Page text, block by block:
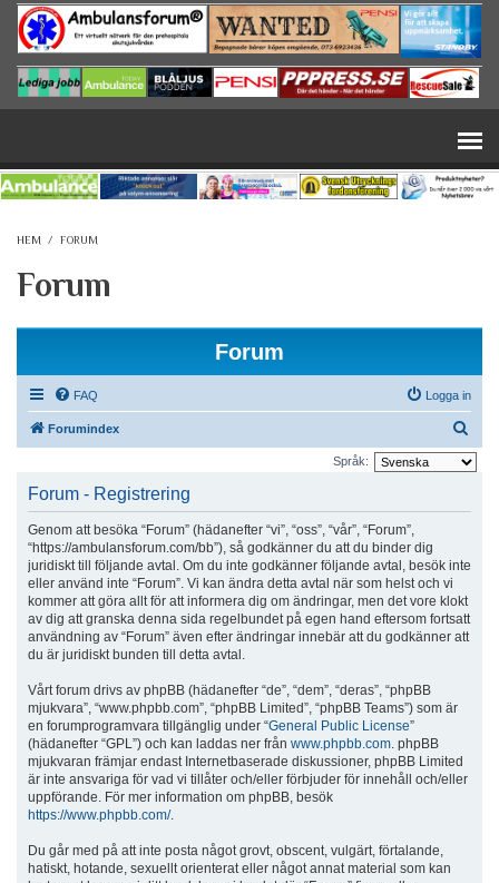
Hoppa till huvudinnehåll
HEM / FORUM
Forum